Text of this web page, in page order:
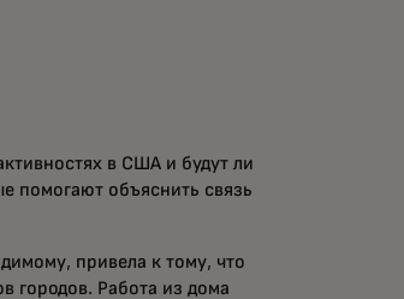
в США и будут ли
помогают объяснить связь
привела к тому, что
городов. Работа из дома